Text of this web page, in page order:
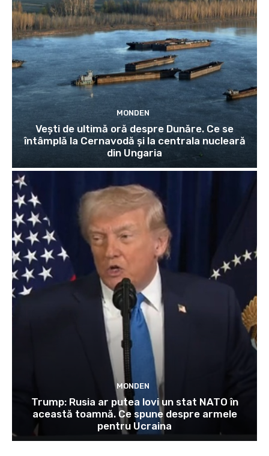
MONDEN
Vești de ultimă oră despre Dunăre. Ce se
întâmplă la Cernavodă și la centrala nucleară
din Ungaria
MONDEN
Trump: Rusia ar putea lovi un stat NATO în
această toamnă. Ce spune despre armele
pentru Ucraina